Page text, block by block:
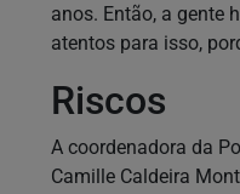
anos. Então, a gente
atentos para isso,
Riscos
A coordenadora da
Camille Caldeira